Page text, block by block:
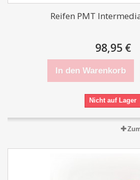
Reifen PMT
98,95 €
In den Warenkorb
Nicht auf Lager